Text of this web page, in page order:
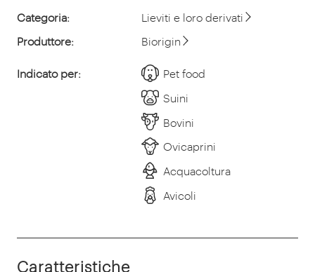
Categoria:
Lieviti e loro derivati
Produttore:
Biorigin
Indicato per:
Pet food
Suini
Bovini
Ovicaprini
Acquacoltura
Avicoli
Caratteristiche